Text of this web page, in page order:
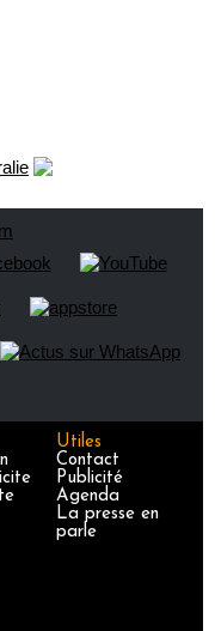
Utiles
Contact
Publicité
Agenda
La presse en
parle